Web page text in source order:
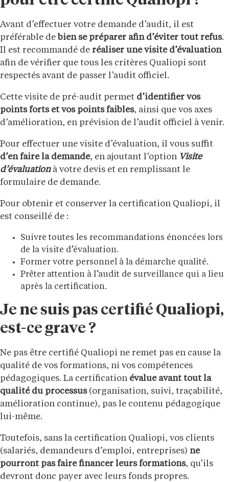
Avant d’effectuer votre demande d’audit, il est
préférable de bien se préparer afin d’éviter tout refus.
Il est recommandé de réaliser une visite d’évaluation
afin de vérifier que tous les critères Qualiopi sont
respectés avant de passer l’audit officiel.
Cette visite de pré-audit permet d’identifier vos
points forts et vos points faibles, ainsi que vos axes
d’amélioration, en prévision de l’audit officiel à venir.
Pour effectuer une visite d’évaluation, il vous suffit
d’en faire la demande, en ajoutant l’option Visite
d’évaluationà votre devis et en remplissant le
formulaire de demande.
Pour obtenir et conserver la certification Qualiopi, il
est conseillé de :
Suivre toutes les recommandations énoncées lors
de la visite d’évaluation.
Former votre personnel à la démarche qualité.
Prêter attention à l’audit de surveillance qui a lieu
après la certification.
Je ne suis pas certifié Qualiopi,
est-ce grave ?
Ne pas être certifié Qualiopi ne remet pas en cause la
qualité de vos formations, ni vos compétences
pédagogiques. La certification évalue avant tout la
qualité du processus(organisation, suivi, traçabilité,
amélioration continue), pas le contenu pédagogique
lui-même.
Toutefois, sans la certification Qualiopi, vos clients
(salariés, demandeurs d’emploi, entreprises) ne
pourront pas faire financer leurs formations, qu’ils
devront donc payer avec leurs fonds propres.